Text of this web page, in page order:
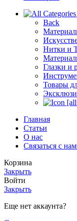
Back
Нитки и
Глазки и
Товары
Главная
Статьи
О нас
Связаться с
Корзина
Закрыть
Войти
Закрыть
Еще нет аккаунта?